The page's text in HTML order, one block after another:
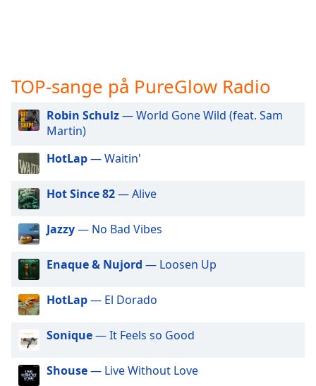
Picture-
Picture
Fullscreen
modal
window.
Beginning
dialog
Escape
cancel
close
TOP-sange på PureGlow Radio
Robin Schulz— World Gone Wild (feat. Sam
Martin)
HotLap— Waitin'
Hot Since 82— Alive
Jazzy— No Bad Vibes
Enaque & Nujord — Loosen Up
HotLap— El Dorado
Sonique— It Feels so Good
Shouse— Live Without Love